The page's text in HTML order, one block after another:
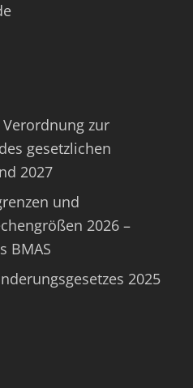
zur
gesetzlichen
2027
und
2026 –
BMAS
2025